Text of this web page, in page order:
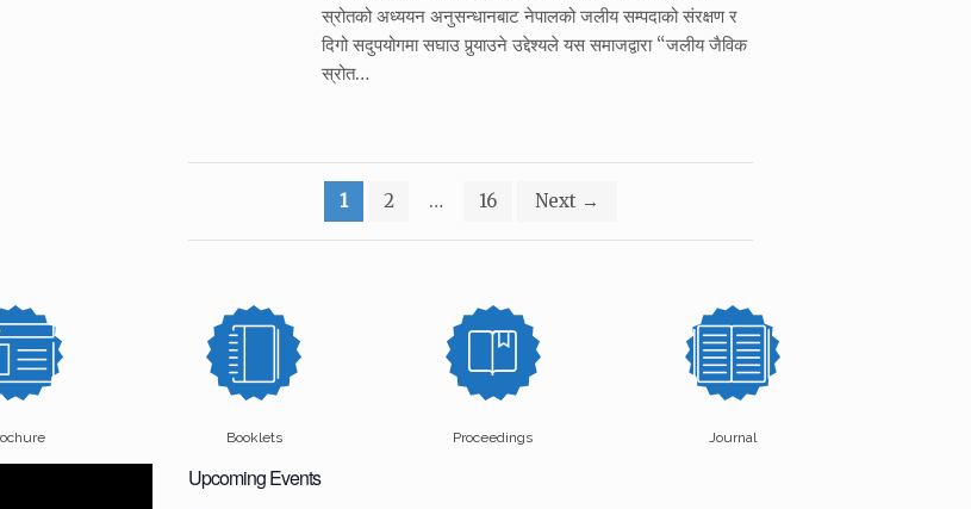
स्रोतको अध्ययन अनुसन्धानबाट नेपालको जलीय सम्पदाको संरक्षण र
दिगो सदुपयोगमा सघाउ पुर्‍याउने उद्देश्यले यस समाजद्वारा “जलीय जैविक
स्रोत…
pagination
1 2 … 16 Next →
Booklets Proceedings Journal
Upcoming Events